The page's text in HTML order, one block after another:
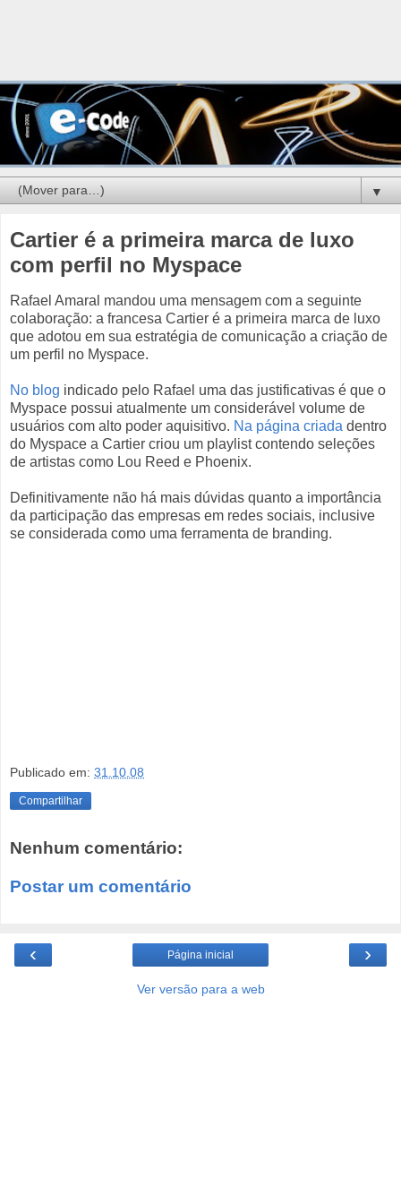
▼
Cartier é a primeira marca de luxo
com perfil no Myspace
Rafael Amaral mandou uma mensagem com a seguinte
colaboração: a francesa Cartier é a primeira marca de luxo
que adotou em sua estratégia de comunicação a criação de
um perfil no Myspace.
No blog indicado pelo Rafael uma das justificativas é que o
Myspace possui atualmente um considerável volume de
usuários com alto poder aquisitivo. Na página criada dentro
do Myspace a Cartier criou um playlist contendo seleções
de artistas como Lou Reed e Phoenix.
Definitivamente não há mais dúvidas quanto a importância
da participação das empresas em redes sociais, inclusive
se considerada como uma ferramenta de branding.
Publicado em: 31.10.08
Compartilhar
Nenhum comentário:
Postar um comentário
‹ ›
Página inicial
Ver versão para a web